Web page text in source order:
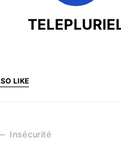
LIKE
Insécurité